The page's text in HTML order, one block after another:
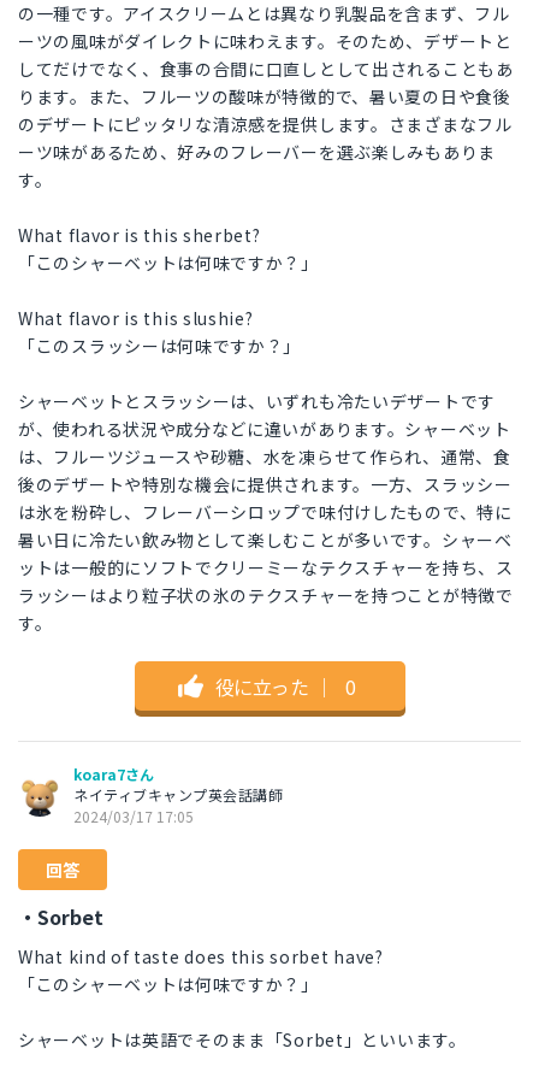
の一種です。アイスクリームとは異なり乳製品を含まず、フル
ーツの風味がダイレクトに味わえます。そのため、デザートと
してだけでなく、食事の合間に口直しとして出されることもあ
ります。また、フルーツの酸味が特徴的で、暑い夏の日や食後
のデザートにピッタリな清涼感を提供します。さまざまなフル
ーツ味があるため、好みのフレーバーを選ぶ楽しみもありま
す。
What flavor is this sherbet?
「このシャーベットは何味ですか？」
What flavor is this slushie?
「このスラッシーは何味ですか？」
シャーベットとスラッシーは、いずれも冷たいデザートです
が、使われる状況や成分などに違いがあります。シャーベット
は、フルーツジュースや砂糖、水を凍らせて作られ、通常、食
後のデザートや特別な機会に提供されます。一方、スラッシー
は氷を粉砕し、フレーバーシロップで味付けしたもので、特に
暑い日に冷たい飲み物として楽しむことが多いです。シャーベ
ットは一般的にソフトでクリーミーなテクスチャーを持ち、ス
ラッシーはより粒子状の氷のテクスチャーを持つことが特徴で
す。
役に立った ｜ 0
koara7さん
ネイティブキャンプ英会話講師
2024/03/17 17:05
回答
・Sorbet
What kind of taste does this sorbet have?
「このシャーベットは何味ですか？」
シャーベットは英語でそのまま「Sorbet」といいます。